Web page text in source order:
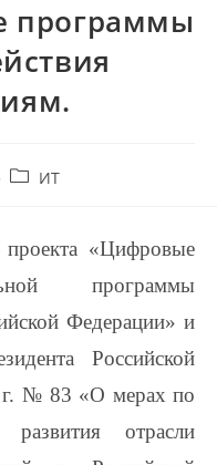
программы
ИТ
«Цифровые
программы
Федерации» и
Российской
г. № 83 «О мерах по
развития отрасли